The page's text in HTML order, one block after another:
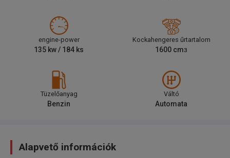
engine-power
135 kw / 184 ks
Kockahengeres űrtartalom
1600 cm3
Tüzelőanyag
Benzin
Váltó
Automata
Alapvető információk